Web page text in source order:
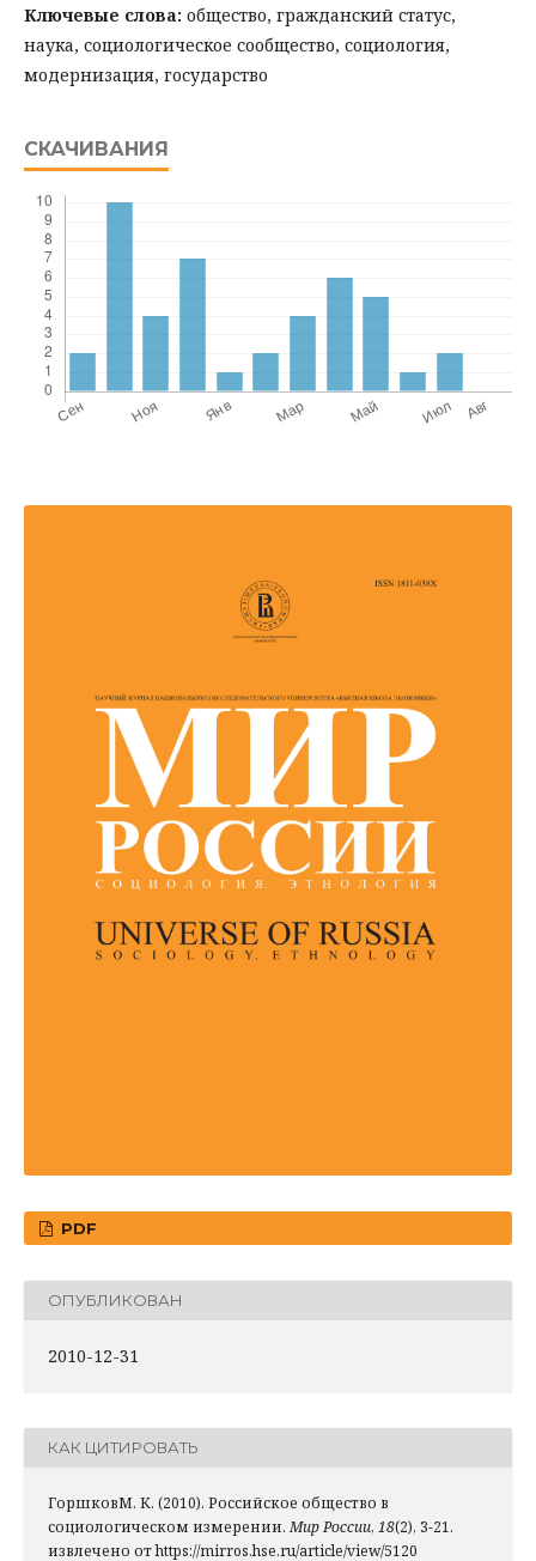
Ключевые слова: общество, гражданский статус,
наука, социологическое сообщество, социология,
модернизация, государство
СКАЧИВАНИЯ
PDF
ОПУБЛИКОВАН
2010-12-31
КАК ЦИТИРОВАТЬ
ГоршковМ. К. (2010). Российское общество в
социологическом измерении. Мир России, 18(2), 3-21.
извлечено от https://mirros.hse.ru/article/view/5120